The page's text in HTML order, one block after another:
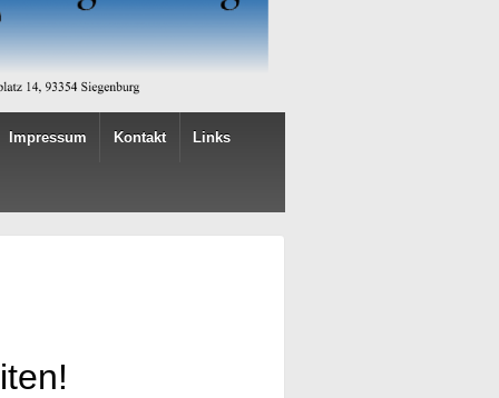
Impressum Kontakt Links